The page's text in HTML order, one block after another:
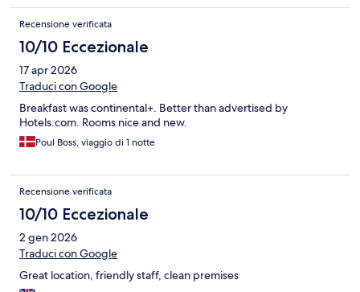
Recensione verificata
10/10 Eccezionale
17 apr 2026
Traduci con Google
Breakfast was continental+. Better than advertised by
Hotels.com. Rooms nice and new.
Poul Boss, viaggio di 1 notte
Recensione verificata
10/10 Eccezionale
2 gen 2026
Traduci con Google
Great location, friendly staff, clean premises